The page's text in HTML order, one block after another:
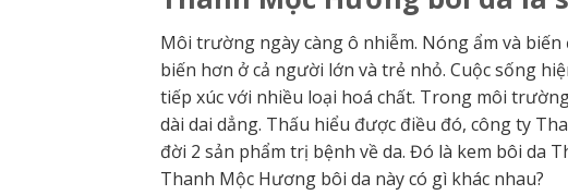
Môi trường ngày càng ô nhiễm. Nóng ẩm và
biến hơn ở cả người lớn và trẻ nhỏ. Cuộc sống
tiếp xúc với nhiều loại hoá chất. Trong môi
dài dai dẳng. Thấu hiểu được điều đó, công ty
đời 2 sản phẩm trị bệnh về da. Đó là kem bôi da
Thanh Mộc Hương bôi da này có gì khác nhau?